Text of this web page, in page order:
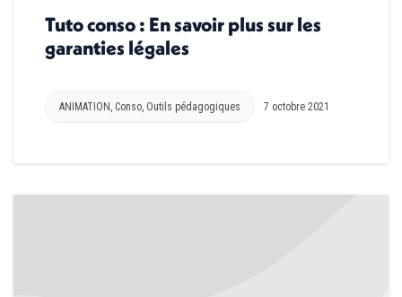
Tuto conso : En savoir plus sur les
garanties légales
ANIMATION Conso Outils pédagogiques 7 octobre 2021